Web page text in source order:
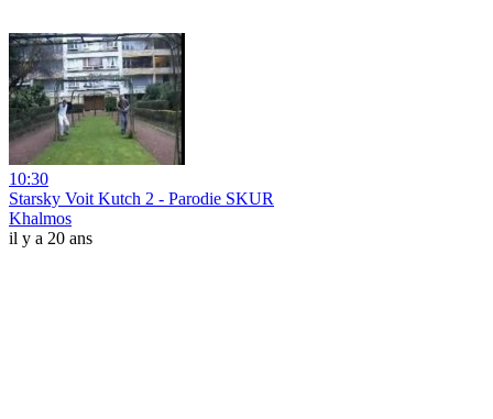
10:30
Starsky Voit Kutch 2 - Parodie SKUR
Khalmos
il y a 20 ans